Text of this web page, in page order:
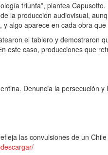
triunfa”, plantea
la producción audiovisual,
algo aparece en cada obra
el tablero y
este caso, producciones que
Denuncia la persecución
las convulsiones de un